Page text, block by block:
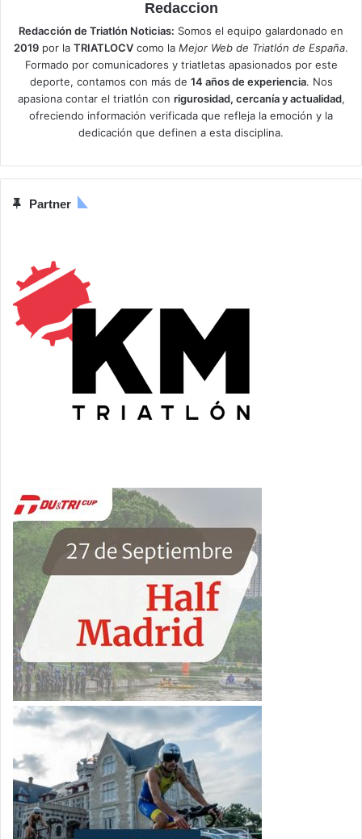
Redaccion
Redacción de Triatlón Noticias: Somos el equipo galardonado en
2019 por la TRIATLOCV como la Mejor Web de Triatlón de España.
Formado por comunicadores y triatletas apasionados por este
deporte, contamos con más de 14 años de experiencia. Nos
apasiona contar el triatlón con rigurosidad, cercanía y actualidad,
ofreciendo información verificada que refleja la emoción y la
dedicación que definen a esta disciplina.
Partner